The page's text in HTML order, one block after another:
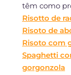
têm como
Risotto de
Risoto de
Risoto com
Spaghetti
gorgonzola